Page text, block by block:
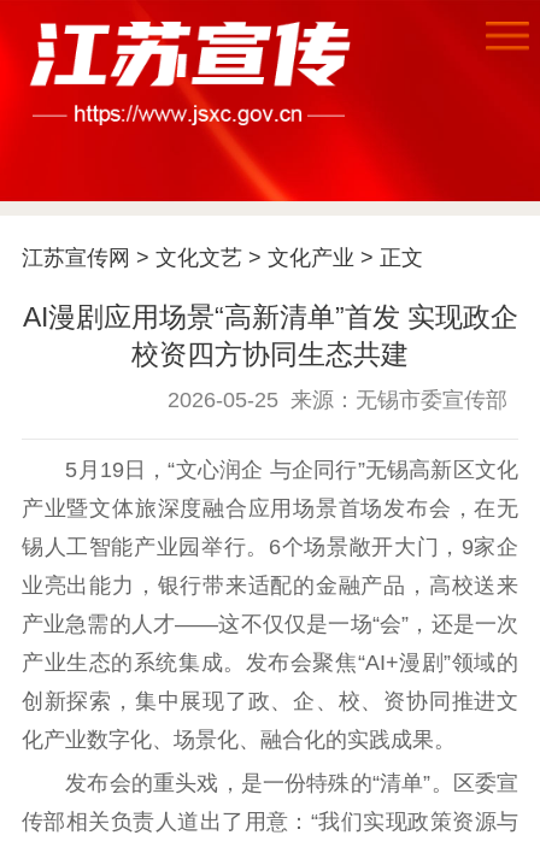
江苏要闻
公示公告
通知公告 信息公开制度
信息公开指南
信息公开年度报
告
政策法规
工作动态
理论武装
理论学习 宣传宣讲 研究阐释
哲学社科
社科强省 工作通知
成果集萃
江苏宣传网 > 文化文艺> 文化产业 > 正文
AI漫剧应用场景“高新清单”首发 实现政企
校资四方协同生态共建
2026-05-25 来源：无锡市委宣传部
5月19日，“文心润企 与企同行”无锡高新区文化
产业暨文体旅深度融合应用场景首场发布会，在无
锡人工智能产业园举行。6个场景敞开大门，9家企
业亮出能力，银行带来适配的金融产品，高校送来
产业急需的人才——这不仅仅是一场“会”，还是一次
产业生态的系统集成。发布会聚焦“AI+漫剧”领域的
创新探索，集中展现了政、企、校、资协同推进文
化产业数字化、场景化、融合化的实践成果。
发布会的重头戏，是一份特殊的“清单”。区委宣
传部相关负责人道出了用意：“我们实现政策资源与